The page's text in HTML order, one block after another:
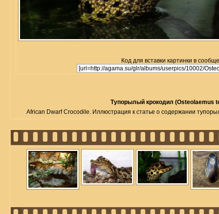
Код для вставки картинки в
Тупорылый крокодил (Osteolaemus
African Dwarf Crocodile. Иллюстрация к статье о содержании